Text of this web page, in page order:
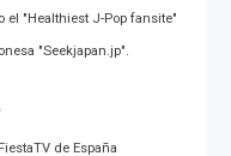
el "Healthiest J-Pop fansite"
"Seekjapan.jp".
de España